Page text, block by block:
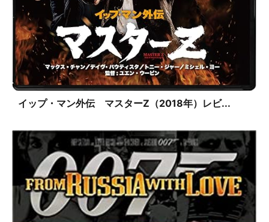
イップ・マン外伝 マスターZ（2018年）レビ...